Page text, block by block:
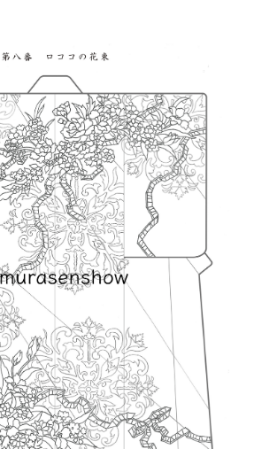
ひながたと呼ばれるデザイン
始まります。どのような文様
な配色で仕上げるのか、金彩
のか。着る方のお好みとご予
ノを完成させるための、大切
ます。
せんしょう）
モノは完成までに約１２〜２
すが、それぞれに高度な技を